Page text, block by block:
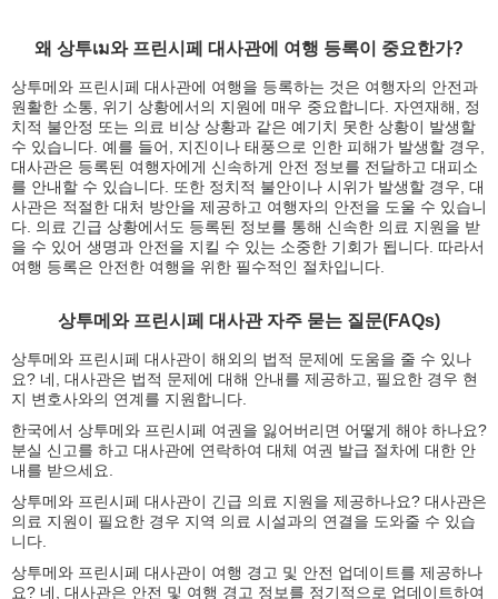
왜 상투เม와 프린시페 대사관에 여행 등록이 중요한가?
상투메와 프린시페 대사관에 여행을 등록하는 것은 여행자의 안전과
원활한 소통, 위기 상황에서의 지원에 매우 중요합니다. 자연재해, 정
치적 불안정 또는 의료 비상 상황과 같은 예기치 못한 상황이 발생할
수 있습니다. 예를 들어, 지진이나 태풍으로 인한 피해가 발생할 경우,
대사관은 등록된 여행자에게 신속하게 안전 정보를 전달하고 대피소
를 안내할 수 있습니다. 또한 정치적 불안이나 시위가 발생할 경우, 대
사관은 적절한 대처 방안을 제공하고 여행자의 안전을 도울 수 있습니
다. 의료 긴급 상황에서도 등록된 정보를 통해 신속한 의료 지원을 받
을 수 있어 생명과 안전을 지킬 수 있는 소중한 기회가 됩니다. 따라서
여행 등록은 안전한 여행을 위한 필수적인 절차입니다.
상투메와 프린시페 대사관 자주 묻는 질문(FAQs)
상투메와 프린시페 대사관이 해외의 법적 문제에 도움을 줄 수 있나
요? 네, 대사관은 법적 문제에 대해 안내를 제공하고, 필요한 경우 현
지 변호사와의 연계를 지원합니다.
한국에서 상투메와 프린시페 여권을 잃어버리면 어떻게 해야 하나요?
분실 신고를 하고 대사관에 연락하여 대체 여권 발급 절차에 대한 안
내를 받으세요.
상투메와 프린시페 대사관이 긴급 의료 지원을 제공하나요? 대사관은
의료 지원이 필요한 경우 지역 의료 시설과의 연결을 도와줄 수 있습
니다.
상투메와 프린시페 대사관이 여행 경고 및 안전 업데이트를 제공하나
요? 네, 대사관은 안전 및 여행 경고 정보를 정기적으로 업데이트하여